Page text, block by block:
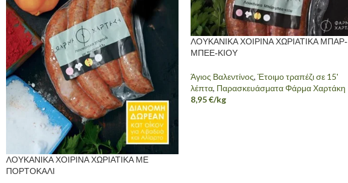
ΛΟΥΚΑΝΙΚΑ ΧΟΙΡΙΝΑ ΧΩΡΙΑΤΙΚΑ ΜΕ
ΠΟΡΤΟΚΑΛΙ
ΛΟΥΚΑΝΙΚΑ ΧΟΙΡΙΝΑ ΧΩΡΙΑΤΙΚΑ ΜΠΑΡ-
ΜΠΕΕ-ΚΙΟΥ
Άγιος Βαλεντίνος, Έτοιμο τραπέζι σε 15'
λέπτα, Παρασκευάσματα Φάρμα Χαρτάκη
8,95€/kg